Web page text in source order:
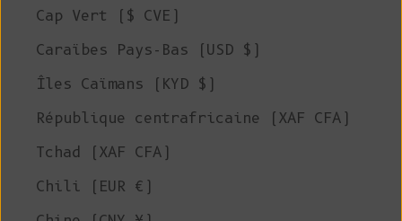
Cap Vert ($ CVE)
Caraïbes Pays-Bas (USD $)
Îles Caïmans (KYD $)
République centrafricaine (XAF CFA)
Tchad (XAF CFA)
Chili (EUR €)